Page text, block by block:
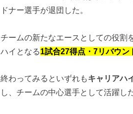
ドナー選手が退団した。
チームの新たなエースとしての役割
ハイとなる1試合27得点・7リバウン
終わってみるといずれもキャリアハ
し、チームの中心選手として活躍した